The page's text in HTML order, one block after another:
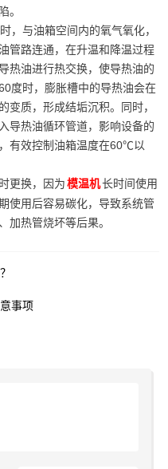
。
，与油箱空间内的氧气氧化，
管路连通，在升温和降温过程
热油进行热交换，使导热油的
度时，膨胀槽中的导热油会在
变质，形成结垢沉积。同时，
导热油循环管道，影响设备的
有效控制油箱温度在60℃以
更换，因为 模温机长时间使用
使用后容易碳化，导致系统管
加热管烧坏等后果。
事项